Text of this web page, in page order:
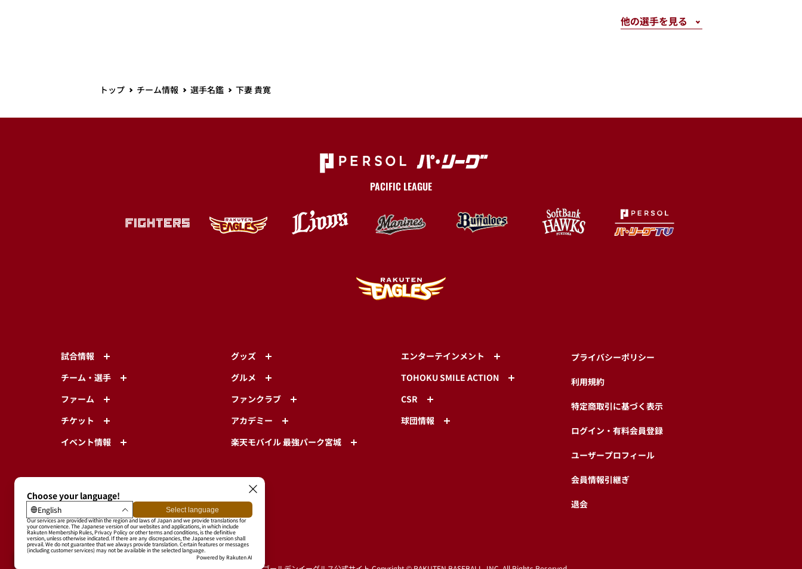
トップ チーム情報 選手名鑑 下妻 貴寛
PACIFIC LEAGUE
試合情報
チーム・選手
ファーム
チケット
イベント情報
グッズ
グルメ
ファンクラブ
アカデミー
楽天モバイル 最強パーク宮城
エンターテインメント
TOHOKU SMILE ACTION
CSR
球団情報
プライバシーポリシー
利用規約
特定商取引に基づく表示
ログイン・有料会員登録
ユーザープロフィール
会員情報引継ぎ
退会